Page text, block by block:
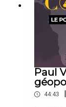
Paul
44:43 |